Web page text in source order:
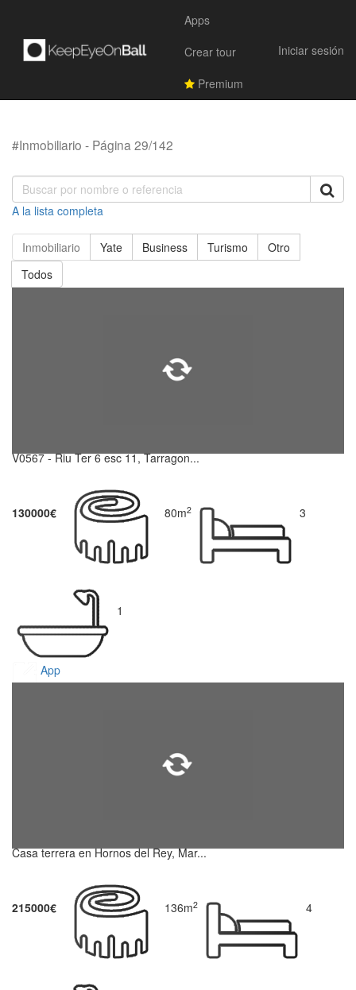
Apps
Crear tour
Premium
Iniciar sesión
#Inmobiliario - Página 29/142
A la lista completa
Inmobiliario Yate Business Turismo
Otro
Todos
V0567 - Riu Ter 6 esc 11, Tarragon...
130000€ 80m2 3
1
App
Casa terrera en Hornos del Rey, Mar...
215000€ 136m2 4